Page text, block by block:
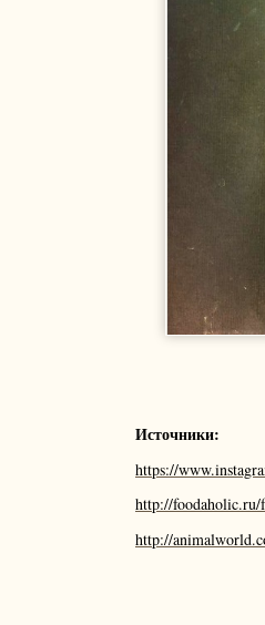
Источники:
https://
http://foodaholic.ru/
http://